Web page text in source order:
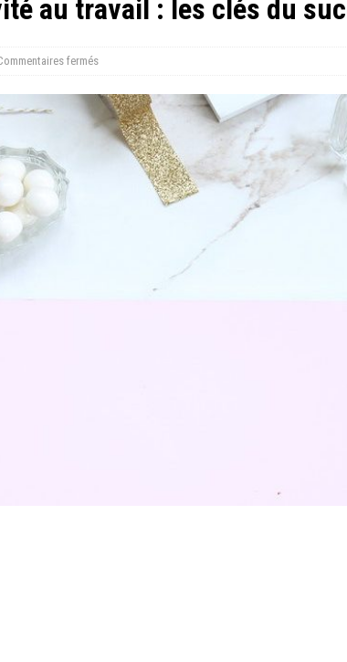
au travail : les clés du
fermés